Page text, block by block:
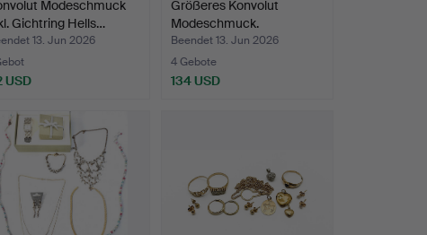
Modeschmuck
Gichtring Hells…
13. Jun 2026
USD
Größeres Konvolut
Modeschmuck.
Beendet 13. Jun 2026
4 Gebote
134 USD